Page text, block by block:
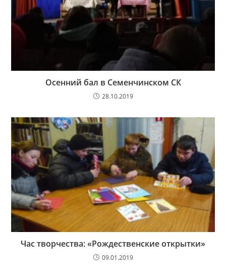
Осенний бал в Семенчинском СК
28.10.2019
Час творчества: «Рождественские открытки»
09.01.2019